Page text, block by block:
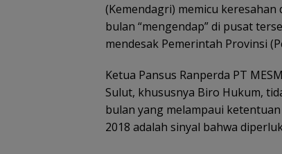
(Kemendagri) memicu keresahan
bulan “mengendap” di pusat
mendesak Pemerintah Provinsi
Ketua Pansus Ranperda PT
Sulut, khususnya Biro Hukum,
bulan yang melampaui
2018 adalah sinyal bahwa